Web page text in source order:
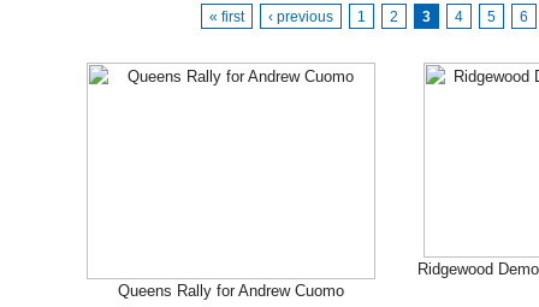
« first ‹ previous 1 2 3 4 5 6
Queens Rally for Andrew Cuomo
Ridgewood